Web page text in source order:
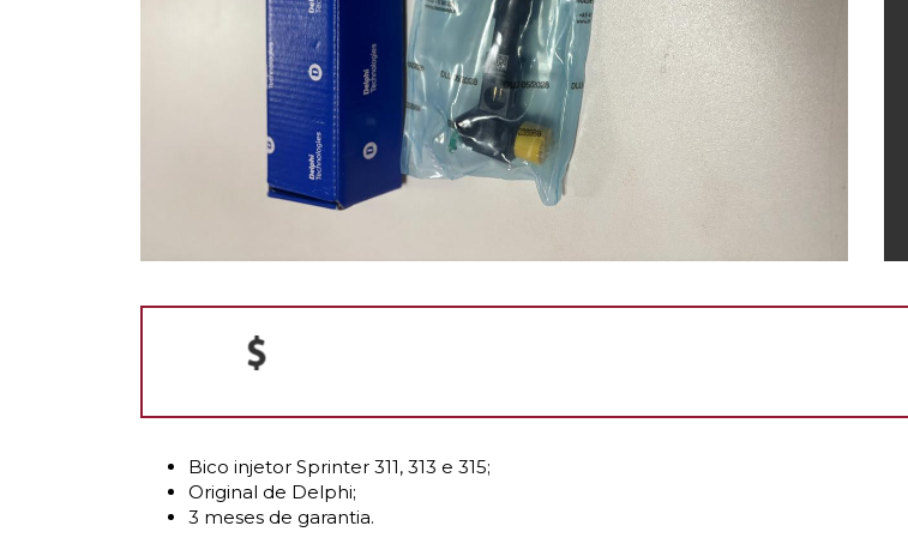
Bico injetor Sprinter 311, 313 e 315;
Original de Delphi;
3 meses de garantia.